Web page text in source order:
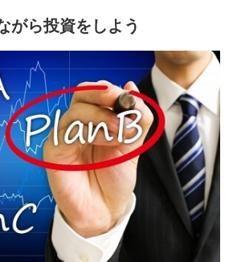
がら投資をしよう